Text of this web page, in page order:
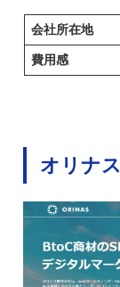
会社所在地
費用感
オリナ